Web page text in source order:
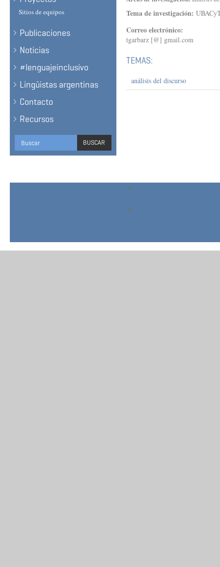
Sitios de equipos
Publicaciones
Noticias
#lenguajeinclusivo
Lingüistas argentinas
Contacto
Recursos
Formulario
de
BUSCAR
BUSCAR
Tema de investigación:
Correo electrónico:
tgarbarz [@] gmail.com
TEMAS:
análisis del discurso